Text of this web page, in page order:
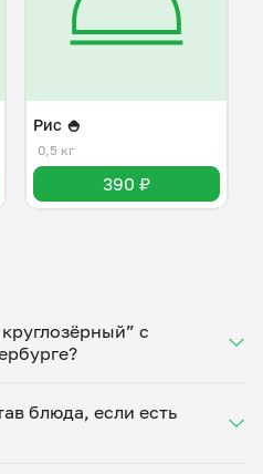
Рис 🍚
0,5 кг
390 ₽
с
и получите свежее
порции прямо с плиты.
блюда, если есть